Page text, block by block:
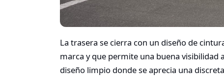
La trasera se cierra con un diseño de
marca y que permite una buena visibilidad
diseño limpio donde se aprecia una